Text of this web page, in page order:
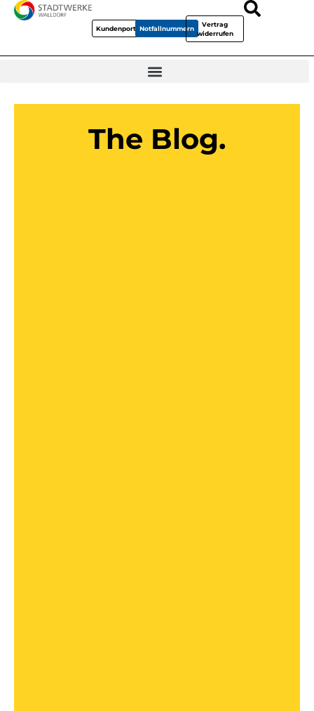
KundenportalNotfallnummern
Vertrag
widerrufen
The Blog.